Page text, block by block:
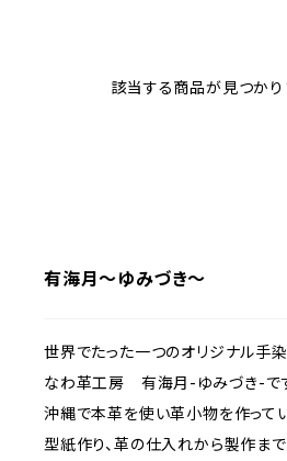
該当する商品が見つかり
有海月～ゆみづき～
世界でたった一つのオリジナル手
なわ革工房 有海月-ゆみづき-で
沖縄で本革を使い革小物を作ってい
型紙作り、革の仕入れから製作ま